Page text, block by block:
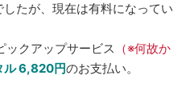
たが、現在は有料になってい
クアップサービス （※何故か
ル 6,820円のお支払い。